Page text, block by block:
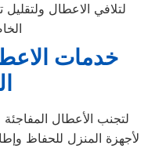
لتلافي الاعطال ولتقليل
خدمات
لتجنب الأعطال
لأجهزة المنزل للحفاظ